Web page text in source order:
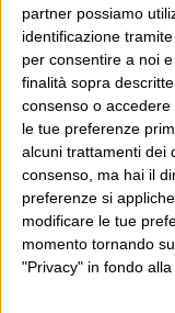
partner possiamo
identificazione
per consentire a noi
finalità sopra
consenso o
le tue preferenze
alcuni trattamenti dei
consenso, ma hai il
preferenze si
modificare le tue
momento tornando
"Privacy" in fondo alla